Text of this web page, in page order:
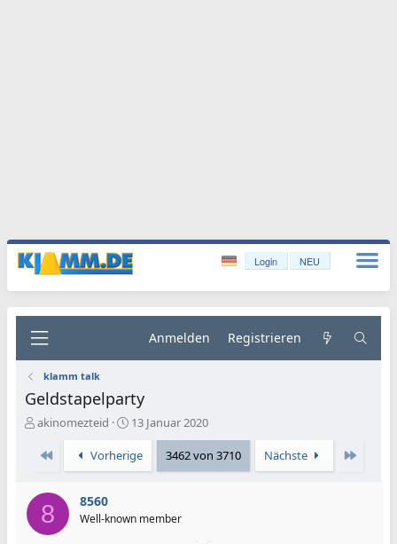
Login NEU
Anmelden Registrieren
klamm talk
Geldstapelparty
E
s
l
e
akinomezteid
E
s
t
l
13 Januar 2020
Erste
Vorherige 3462 von 3710 Nächste
8 8560
Well-known member